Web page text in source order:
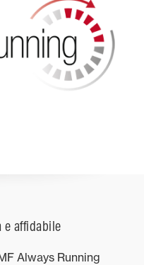
e affidabile
Always Running